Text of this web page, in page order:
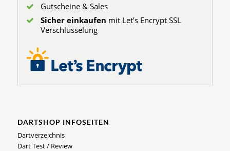
Gutscheine & Sales
Sicher einkaufen mit Let’s Encrypt SSL
Verschlüsselung
DARTSHOP INFOSEITEN
Dartverzeichnis
Dart Test / Review